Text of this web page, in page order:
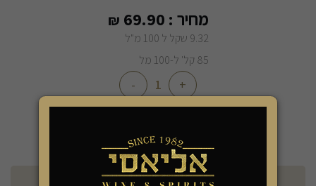
מחיר : 69.90
₪
9.32 שקל ל 100 מ"ל
85 קל' ל-100 מל
+
-